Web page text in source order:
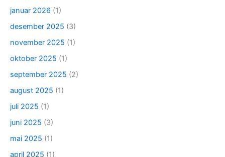
januar 2026 (1)
desember 2025 (3)
november 2025 (1)
oktober 2025 (1)
september 2025 (2)
august 2025 (1)
juli 2025 (1)
juni 2025 (3)
mai 2025 (1)
april 2025 (1)